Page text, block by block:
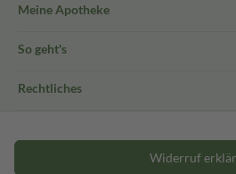
Meine Apotheke
So geht's
Rechtliches
Widerruf